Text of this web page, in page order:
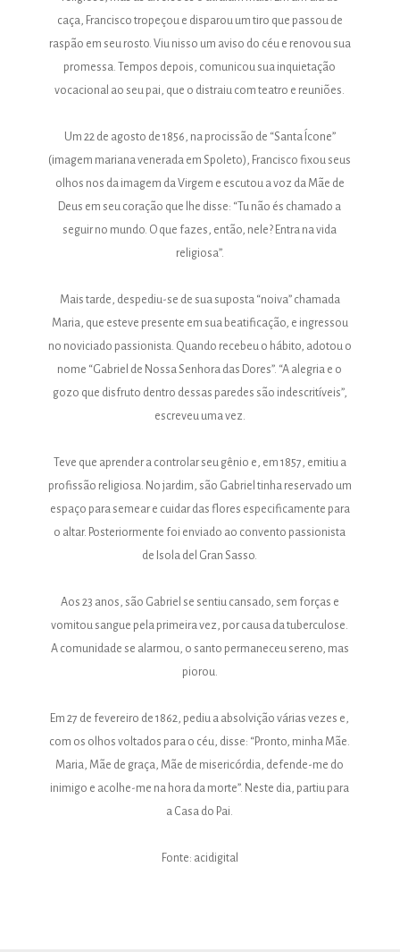
caça, Francisco tropeçou e disparou um tiro que passou de
raspão em seu rosto. Viu nisso um aviso do céu e renovou sua
promessa. Tempos depois, comunicou sua inquietação
vocacional ao seu pai, que o distraiu com teatro e reuniões.
Um 22 de agosto de 1856, na procissão de “Santa Ícone”
(imagem mariana venerada em Spoleto), Francisco fixou seus
olhos nos da imagem da Virgem e escutou a voz da Mãe de
Deus em seu coração que lhe disse: “Tu não és chamado a
seguir no mundo. O que fazes, então, nele? Entra na vida
religiosa”.
Mais tarde, despediu-se de sua suposta “noiva” chamada
Maria, que esteve presente em sua beatificação, e ingressou
no noviciado passionista. Quando recebeu o hábito, adotou o
nome “Gabriel de Nossa Senhora das Dores”. “A alegria e o
gozo que disfruto dentro dessas paredes são indescritíveis”,
escreveu uma vez.
Teve que aprender a controlar seu gênio e, em 1857, emitiu a
profissão religiosa. No jardim, são Gabriel tinha reservado um
espaço para semear e cuidar das flores especificamente para
o altar. Posteriormente foi enviado ao convento passionista
de Isola del Gran Sasso.
Aos 23 anos, são Gabriel se sentiu cansado, sem forças e
vomitou sangue pela primeira vez, por causa da tuberculose.
A comunidade se alarmou, o santo permaneceu sereno, mas
piorou.
Em 27 de fevereiro de 1862, pediu a absolvição várias vezes e,
com os olhos voltados para o céu, disse: “Pronto, minha Mãe.
Maria, Mãe de graça, Mãe de misericórdia, defende-me do
inimigo e acolhe-me na hora da morte”. Neste dia, partiu para
a Casa do Pai.
Fonte: acidigital